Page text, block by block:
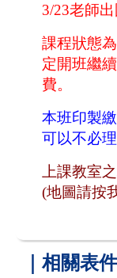
3/23老師
課程狀態
定開班繼
費。
本班印製
可以不必理
上課教室
(地圖請按
｜相關表件